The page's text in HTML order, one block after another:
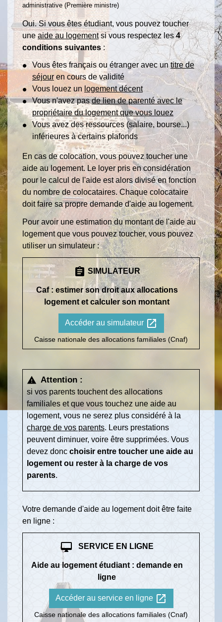
administrative (Première ministre)
Oui. Si vous êtes étudiant, vous pouvez toucher
une aide au logementsi vous respectez les4
conditions suivantes :
Vous êtes français ou étranger avec untitre de
séjour en cours de validité
Vous louez un logement décent
Vous n'avez pasde lien de parenté avec le
propriétaire du logement que vous louez
Vous avez des ressources (salaire, bourse...)
inférieures à certains plafonds
En cas de colocation, vous pouvez toucher une
aide au logement. Le loyer pris en considération
pour le calcul de l'aide est alors divisé en fonction
du nombre de colocataires. Chaque colocataire
doit faire sa propre demande d'aide au logement.
Pour avoir une estimation du montant de l'aide au
logement que vous pouvez toucher, vous pouvez
utiliser un simulateur :
assignment SIMULATEUR
Caf : estimer son droit aux allocations
logement et calculer son montant
Accéder au simulateur open_in_new
Caisse nationale des allocations familiales (Cnaf)
warning Attention :
si vos parents touchent des allocations
familiales et que vous touchez une aide au
logement, vous ne serez plus considéré à la
charge de vos parents. Leurs prestations
peuvent diminuer, voire être supprimées. Vous
devez donc choisir entre toucher une aide au
logement ou rester à la charge de vos
parents.
Votre demande d'aide au logement doit être faite
en ligne :
desktop_mac SERVICE EN LIGNE
Aide au logement étudiant : demande en
ligne
Accéder au service en ligne open_in_new
Caisse nationale des allocations familiales (Cnaf)